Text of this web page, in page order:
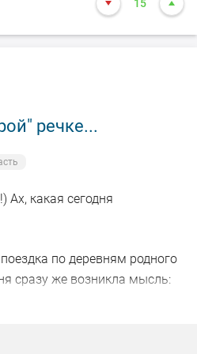
15
речке...
Ах, какая сегодня
по деревням родного
сразу же возникла мысль:
речке, где когда-то давно-
Сомневался только в